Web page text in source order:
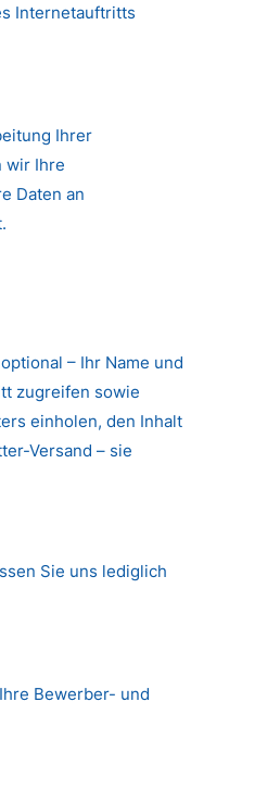
Internetauftritts
Ihrer
wir Ihre
Daten an
– Ihr Name und
zugreifen sowie
einholen, den Inhalt
Versand – sie
Sie uns lediglich
Bewerber- und